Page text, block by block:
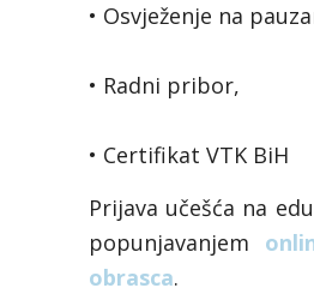
• Osvježenje na
• Radni pribor,
• Certifikat VTK BiH
Prijava učešća na
popunjavanjem
obrasca.